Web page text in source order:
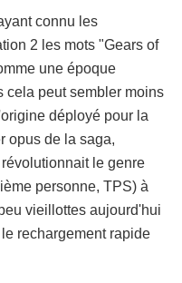
connu les
2 les mots "Gears of
une époque
cela peut sembler moins
déployé pour la
opus de la saga,
le genre
personne, TPS) à
vieillottes aujourd'hui
rechargement rapide